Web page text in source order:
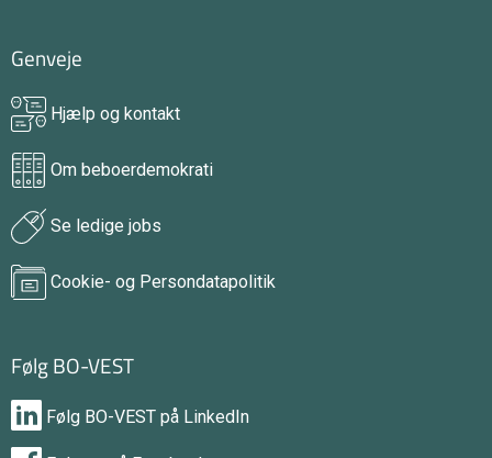
Genveje
Hjælp og kontakt
Om beboerdemokrati
Se ledige jobs
Cookie- og Persondatapolitik
Følg BO-VEST
Følg BO-VEST på LinkedIn